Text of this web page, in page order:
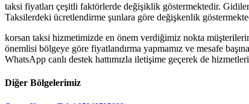
taksi fiyatları çeşitli faktörlerde değişiklik göstermektedir.
Taksilerdeki ücretlendirme şunlara göre değişkenlik
korsan taksi hizmetimizde en önem verdiğimiz nokta
önemlisi bölgeye göre fiyatlandırma yapmamız ve mesafe
WhatsApp canlı destek hattımızla iletişime geçerek de
Diğer Bölgelerimiz